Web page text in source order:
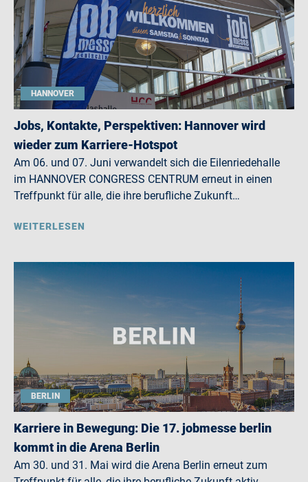
HANNOVER
Jobs, Kontakte, Perspektiven: Hannover wird
wieder zum Karriere-Hotspot
Am 06. und 07. Juni verwandelt sich die Eilenriedehalle
im HANNOVER CONGRESS CENTRUM erneut in einen
Treffpunkt für alle, die ihre berufliche Zukunft…
WEITERLESEN
BERLIN
Karriere in Bewegung: Die 17. jobmesse berlin
kommt in die Arena Berlin
Am 30. und 31. Mai wird die Arena Berlin erneut zum